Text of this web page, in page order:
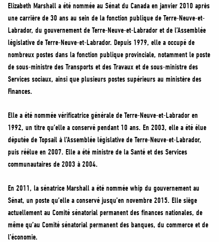
MÉDIAS
BÉNÉVOLE
ADHÉREZ
BOUTIQUE
Elizabeth Marshall a été nommée au Sénat du Canada en janvier 2010 après
une carrière de 30 ans au sein de la fonction publique de Terre-Neuve-et-
Labrador, du gouvernement de Terre-Neuve-et-Labrador et de l’Assemblée
législative de Terre-Neuve-et-Labrador. Depuis 1979, elle a occupé de
nombreux postes dans la fonction publique provinciale, notamment le poste
de sous-ministre des Transports et des Travaux et de sous-ministre des
Services sociaux, ainsi que plusieurs postes supérieurs au ministère des
Finances.
Elle a été nommée vérificatrice générale de Terre-Neuve-et-Labrador en
1992, un titre qu’elle a conservé pendant 10 ans. En 2003, elle a été élue
députée de Topsail à l’Assemblée législative de Terre-Neuve-et-Labrador,
puis réélue en 2007. Elle a été ministre de la Santé et des Services
communautaires de 2003 à 2004.
En 2011, la sénatrice Marshall a été nommée whip du gouvernement au
Sénat, un poste qu’elle a conservé jusqu’en novembre 2015. Elle siège
actuellement au Comité sénatorial permanent des finances nationales, de
même qu’au Comité sénatorial permanent des banques, du commerce et de
l’économie.